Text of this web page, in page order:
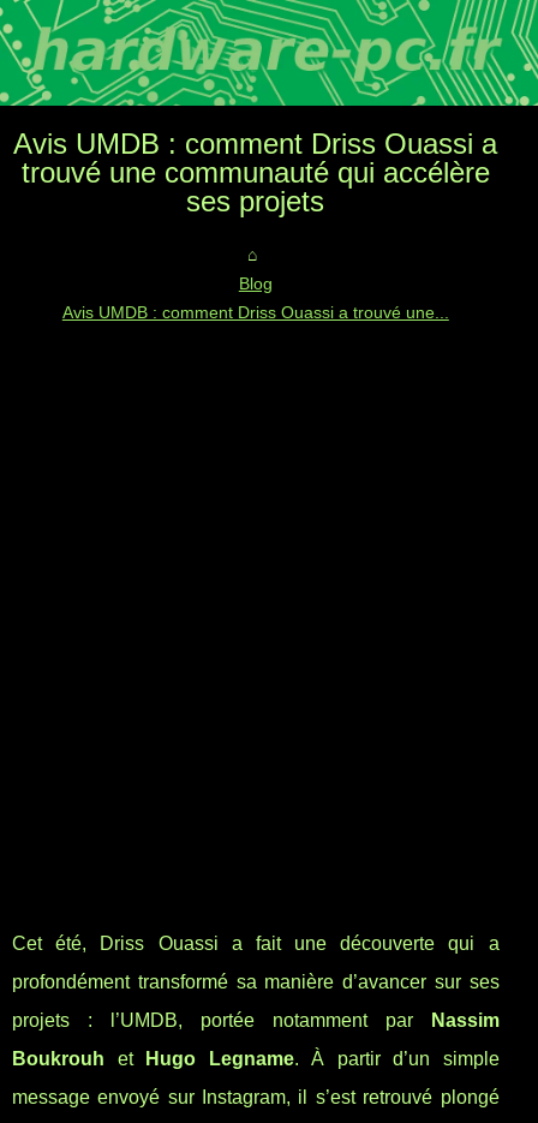
Avis UMDB : comment Driss Ouassi a
trouvé une communauté qui accélère
ses projets
Blog
Avis UMDB : comment Driss Ouassi a trouvé une...
Cet été, Driss Ouassi a fait une découverte qui a
profondément transformé sa manière d’avancer sur ses
projets : l’UMDB, portée notamment par
Nassim
Boukrouh et Hugo Legname. À partir d’un simple
message envoyé sur Instagram, il s’est retrouvé plongé